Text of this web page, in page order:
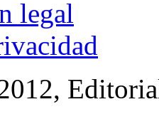
legal